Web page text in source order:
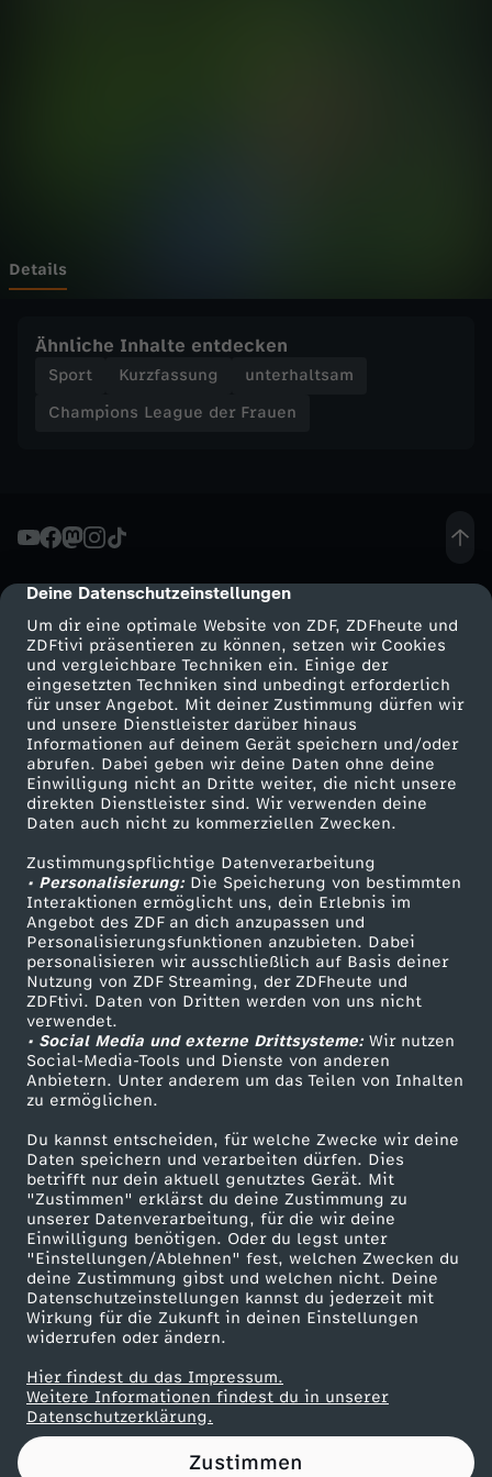
cmp-dialog-description
Deine Datenschutzeinstellungen
Um dir eine optimale Website von ZDF, ZDFheute und
ZDFtivi präsentieren zu können, setzen wir Cookies
und vergleichbare Techniken ein. Einige der
eingesetzten Techniken sind unbedingt erforderlich
für unser Angebot. Mit deiner Zustimmung dürfen wir
und unsere Dienstleister darüber hinaus
Informationen auf deinem Gerät speichern und/oder
abrufen. Dabei geben wir deine Daten ohne deine
Einwilligung nicht an Dritte weiter, die nicht unsere
direkten Dienstleister sind. Wir verwenden deine
Daten auch nicht zu kommerziellen Zwecken.
Zustimmungspflichtige Datenverarbeitung
• Personalisierung:Die Speicherung von bestimmten
Interaktionen ermöglicht uns, dein Erlebnis im
Angebot des ZDF an dich anzupassen und
Personalisierungsfunktionen anzubieten. Dabei
personalisieren wir ausschließlich auf Basis deiner
Nutzung von ZDF Streaming, der ZDFheute und
ZDFtivi. Daten von Dritten werden von uns nicht
verwendet.
• Social Media und externe Drittsysteme:Wir nutzen
Social-Media-Tools und Dienste von anderen
Anbietern. Unter anderem um das Teilen von Inhalten
zu ermöglichen.
Du kannst entscheiden, für welche Zwecke wir deine
Daten speichern und verarbeiten dürfen. Dies
betrifft nur dein aktuell genutztes Gerät. Mit
"Zustimmen" erklärst du deine Zustimmung zu
unserer Datenverarbeitung, für die wir deine
Einwilligung benötigen. Oder du legst unter
"Einstellungen/Ablehnen" fest, welchen Zwecken du
deine Zustimmung gibst und welchen nicht. Deine
Datenschutzeinstellungen kannst du jederzeit mit
Wirkung für die Zukunft in deinen Einstellungen
widerrufen oder ändern.
Hier findest du das Impressum.
Weitere Informationen findest du in unserer
Datenschutzerklärung.
Zustimmen
g
e
r
F
r
a
u
e
n
-
S
t
a
r
k
e
T
e
a
m
Details
Ähnliche Inhalte entdecken
Sport Kurzfassung
unterhaltsam
Champions League der Frauen
Mehr ZDF
ZDF-Apps
Smart TV
ZDFtext
Livestreams
Sendungen A-Z
TV-Programm
Service
ZDFmitreden
Kontakt zum ZDF
Tickets
Zuschauerservice
Hilfe
ZDF Unternehmen
Karriere
ZDF goes Schule
Werbefernsehen
Mainzelmännchen
Partner